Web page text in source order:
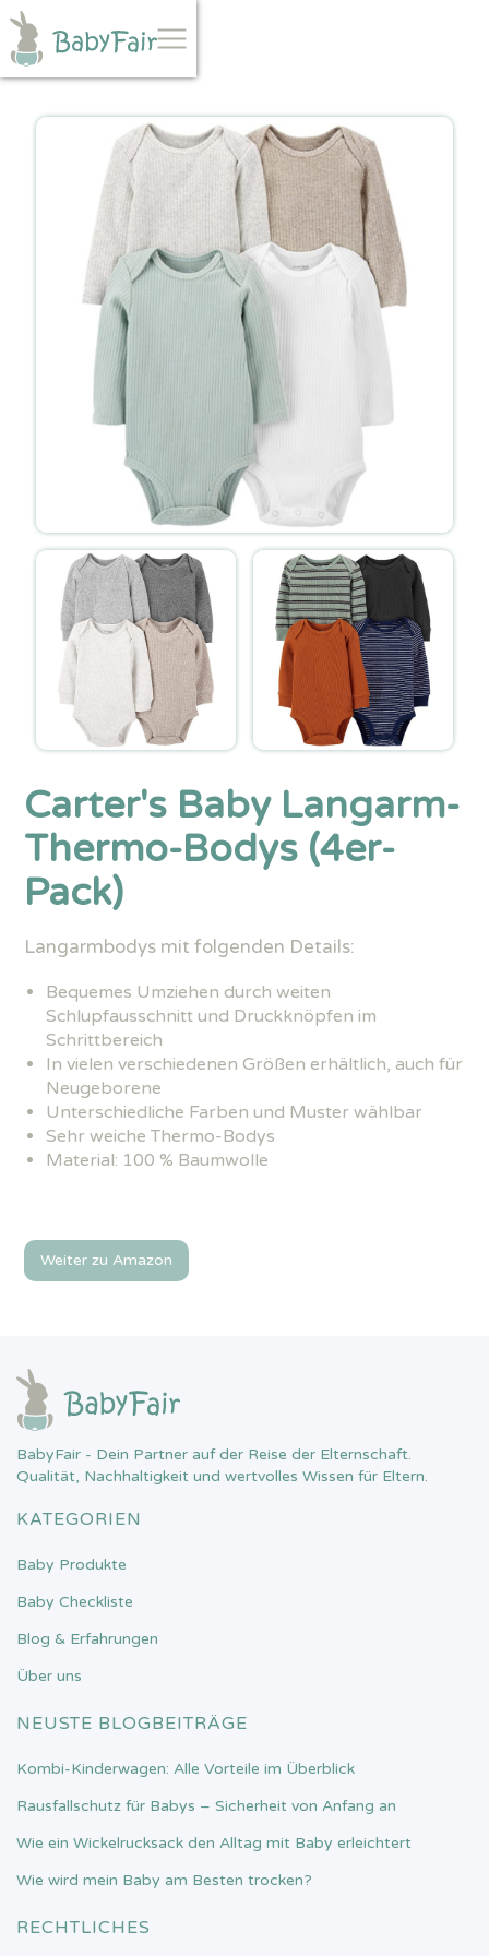
Carter's Baby Langarm-
Thermo-Bodys (4er-
Pack)
Langarmbodys mit folgenden Details:
Bequemes Umziehen durch weiten
Schlupfausschnitt und Druckknöpfen im
Schrittbereich
In vielen verschiedenen Größen erhältlich, auch für
Neugeborene
Unterschiedliche Farben und Muster wählbar
Sehr weiche Thermo-Bodys
Material: 100 % Baumwolle
Weiter zu Amazon
BabyFair - Dein Partner auf der Reise der Elternschaft.
Qualität, Nachhaltigkeit und wertvolles Wissen für Eltern.
KATEGORIEN
Baby Produkte
Baby Checkliste
Blog & Erfahrungen
Über uns
NEUSTE BLOGBEITRÄGE
Kombi-Kinderwagen: Alle Vorteile im Überblick
Rausfallschutz für Babys – Sicherheit von Anfang an
Wie ein Wickelrucksack den Alltag mit Baby erleichtert
Wie wird mein Baby am Besten trocken?
RECHTLICHES